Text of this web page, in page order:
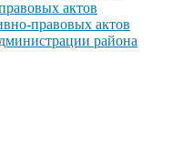
актов
правовых актов
района